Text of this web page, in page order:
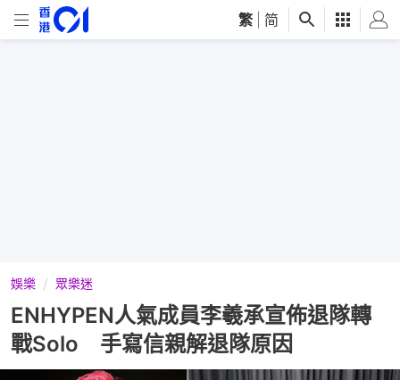
繁 简
娛樂 眾樂迷
ENHYPEN人氣成員李羲承宣佈退隊轉
戰Solo 手寫信親解退隊原因